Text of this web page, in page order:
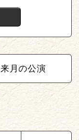
来月の公演